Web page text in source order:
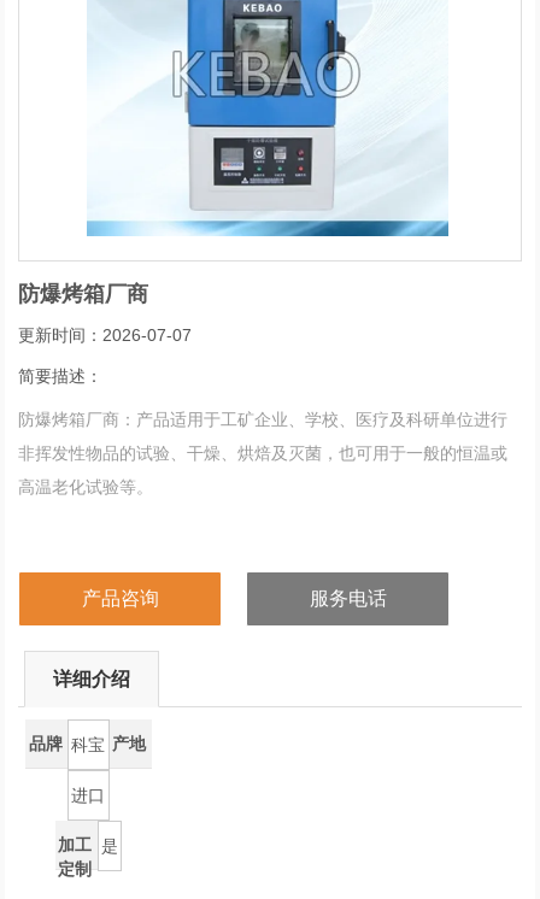
防爆烤箱厂商
更新时间：2026-07-07
简要描述：
防爆烤箱厂商：产品适用于工矿企业、学校、医疗及科研单位进行
非挥发性物品的试验、干燥、烘焙及灭菌，也可用于一般的恒温或
高温老化试验等。
产品咨询 服务电话
详细介绍
品牌 科宝 产地
进口
加工
定制
是